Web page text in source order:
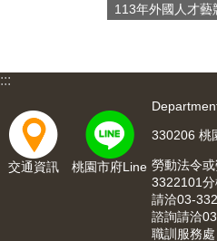
府
網
站
資
113年外國人才藝
:::
交通資訊 桃園市府Line
330206 桃
勞動法令
3322101
請洽03-
諮詢請洽
職訓服務